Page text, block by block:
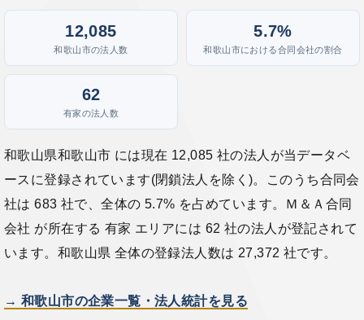
12,085
和歌山市の法人数
5.7%
和歌山市における合同会社の割合
62
有家の法人数
和歌山県和歌山市 には現在 12,085 社の法人が当データベ
ースに登録されています(閉鎖法人を除く)。このうち合同会
社は 683 社で、全体の 5.7% を占めています。Ｍ＆Ａ合同
会社 が所在する 有家 エリアには 62 社の法人が登記されて
います。和歌山県 全体の登録法人数は 27,372 社です。
→ 和歌山市の企業一覧・法人統計を見る